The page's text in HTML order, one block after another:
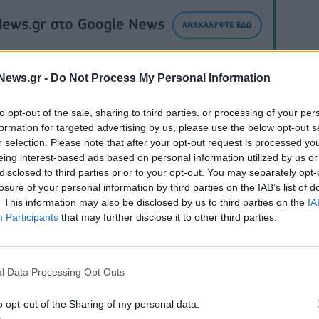
- Do Not Process My Personal Information
opt-out of the sale, sharing to third parties, or processing of your
for targeted advertising by us, please use the below opt-out
selection. Please note that after your opt-out request is processed
interest-based ads based on personal information utilized by us
to third parties prior to your opt-out. You may separately
of your personal information by third parties on the IAB’s list of
This information may also be disclosed by us to third parties on the
Participants that may further disclose it to other third parties.
Data Processing Opt Outs
opt-out of the Sharing of my personal data.
Πήρε τον Αλέρικ Φρίμαν ο Βίκος Ιωαννίνων
στο α' εξάμηνο,
– Καθαρά κέρδη 313
HELLENiQ ENERGY: Κέρδη 393 εκατ.
στο α' εξάμηνο – Στα 734 εκατ. ευρώ
EBITDA
IAB Hellas: Νέα Διοικούσα Επιτροπή και νέο Διοικητικό